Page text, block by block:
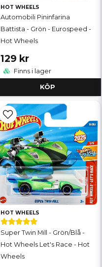
HOT WHEELS
Automobili Pininfarina
Battista - Grön - Eurospeed -
Hot Wheels
129 kr
Finns i lager
KÖP
HOT WHEELS
Super Twin Mill - Grön/Blå -
Hot Wheels Let's Race - Hot
Wheels